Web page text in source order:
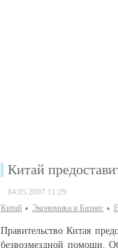
Китай
04.05.2007 11:29
Китай Экономика и Бизнес
Правительство Китая
безвозмездной помощи.